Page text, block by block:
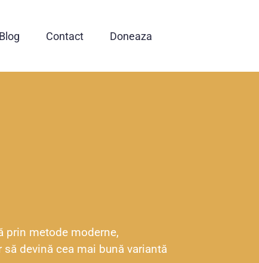
Blog Contact Doneaza
prin metode moderne,
devină cea mai bună variantă